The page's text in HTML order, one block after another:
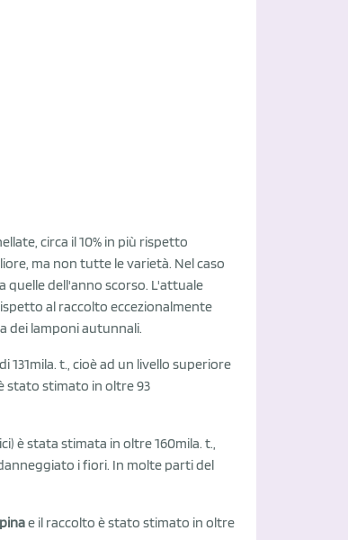
circa il 10% in più rispetto
ma non tutte le varietà. Nel caso
quelle dell'anno scorso. L'attuale
al raccolto eccezionalmente
dei lamponi autunnali.
t., cioè ad un livello superiore
stato stimato in oltre 93
è stata stimata in oltre 160mila. t.,
i fiori. In molte parti del
e il raccolto è stato stimato in oltre